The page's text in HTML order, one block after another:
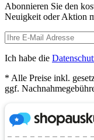
Abonnieren Sie den
Neuigkeit oder Aktion
Ich habe die
* Alle Preise inkl.
ggf.